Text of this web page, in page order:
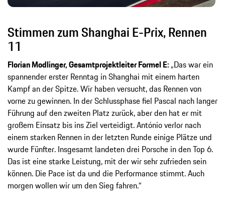
Stimmen zum Shanghai E-Prix, Rennen
11
Florian Modlinger, Gesamtprojektleiter Formel E: „Das war ein
spannender erster Renntag in Shanghai mit einem harten
Kampf an der Spitze. Wir haben versucht, das Rennen von
vorne zu gewinnen. In der Schlussphase fiel Pascal nach langer
Führung auf den zweiten Platz zurück, aber den hat er mit
großem Einsatz bis ins Ziel verteidigt. António verlor nach
einem starken Rennen in der letzten Runde einige Plätze und
wurde Fünfter. Insgesamt landeten drei Porsche in den Top 6.
Das ist eine starke Leistung, mit der wir sehr zufrieden sein
können. Die Pace ist da und die Performance stimmt. Auch
morgen wollen wir um den Sieg fahren.“